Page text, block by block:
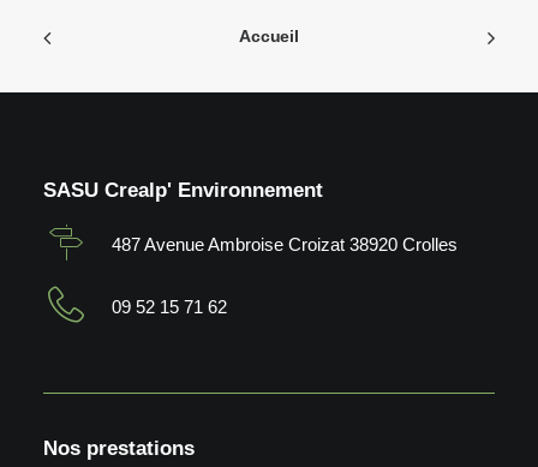
Accueil
SASU Crealp' Environnement
487 Avenue Ambroise Croizat 38920 Crolles
09 52 15 71 62
Nos prestations